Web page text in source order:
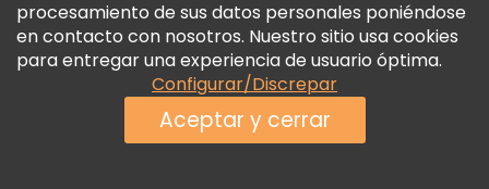
procesamiento de sus datos personales poniéndose
en contacto con nosotros. Nuestro sitio usa cookies
para entregar una experiencia de usuario óptima.
Configurar/Discrepar
Aceptar y cerrar